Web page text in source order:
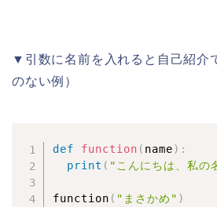
▼引数に名前を入れると自己紹介
のない例）
def function ( name) :
print ( "こんにちは、私の
function ( "まさかめ" )